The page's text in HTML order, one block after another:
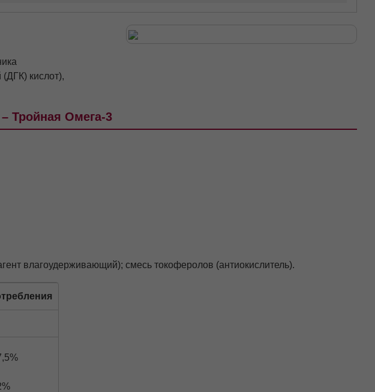
кислот),
Тройная Омега-3
влагоудерживающий); смесь токоферолов (антиокислитель).